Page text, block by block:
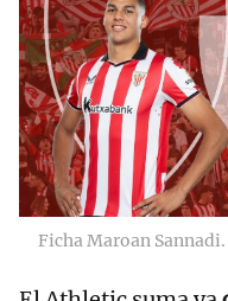
Ficha Maroan Sannadi.